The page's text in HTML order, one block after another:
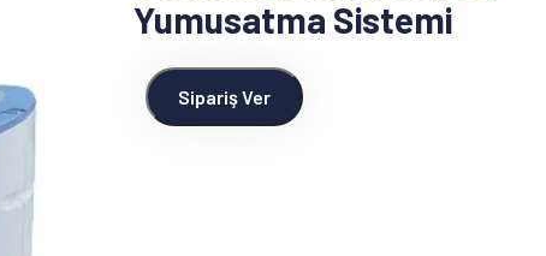
Yumusatma Sistemi
Sipariş Ver